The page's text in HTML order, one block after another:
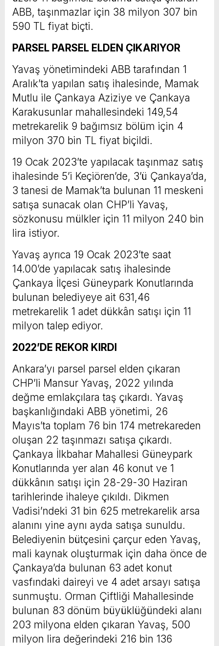
ABB, taşınmazlar için 38 milyon 307 bin
590 TL fiyat biçti.
PARSEL PARSEL ELDEN ÇIKARIYOR
Yavaş yönetimindeki ABB tarafından 1
Aralık’ta yapılan satış ihalesinde, Mamak
Mutlu ile Çankaya Aziziye ve Çankaya
Karakusunlar mahallesindeki 149,54
metrekarelik 9 bağımsız bölüm için 4
milyon 370 bin TL fiyat biçildi.
19 Ocak 2023’te yapılacak taşınmaz satış
ihalesinde 5’i Keçiören’de, 3’ü Çankaya’da,
3 tanesi de Mamak’ta bulunan 11 meskeni
satışa sunacak olan CHP’li Yavaş,
sözkonusu mülkler için 11 milyon 240 bin
lira istiyor.
Yavaş ayrıca 19 Ocak 2023’te saat
14.00’de yapılacak satış ihalesinde
Çankaya İlçesi Güneypark Konutlarında
bulunan belediyeye ait 631,46
metrekarelik 1 adet dükkân satışı için 11
milyon talep ediyor.
2022’DE REKOR KIRDI
Ankara’yı parsel parsel elden çıkaran
CHP’li Mansur Yavaş, 2022 yılında
değme emlakçılara taş çıkardı. Yavaş
başkanlığındaki ABB yönetimi, 26
Mayıs’ta toplam 76 bin 174 metrekareden
oluşan 22 taşınmazı satışa çıkardı.
Çankaya İlkbahar Mahallesi Güneypark
Konutlarında yer alan 46 konut ve 1
dükkânın satışı için 28-29-30 Haziran
tarihlerinde ihaleye çıkıldı. Dikmen
Vadisi’ndeki 31 bin 625 metrekarelik arsa
alanını yine aynı ayda satışa sunuldu.
Belediyenin bütçesini çarçur eden Yavaş,
mali kaynak oluşturmak için daha önce de
Çankaya’da bulunan 63 adet konut
vasfındaki daireyi ve 4 adet arsayı satışa
sunmuştu. Orman Çiftliği Mahallesinde
bulunan 83 dönüm büyüklüğündeki alanı
203 milyona elden çıkaran Yavaş, 500
milyon lira değerindeki 216 bin 136